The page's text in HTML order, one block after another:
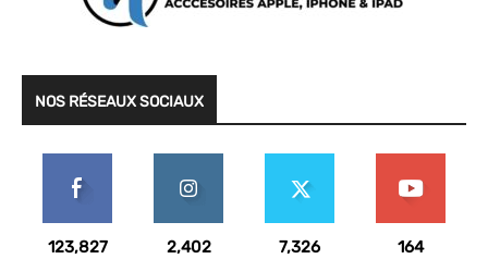
NOS RÉSEAUX SOCIAUX
123,827 2,402 7,326 164